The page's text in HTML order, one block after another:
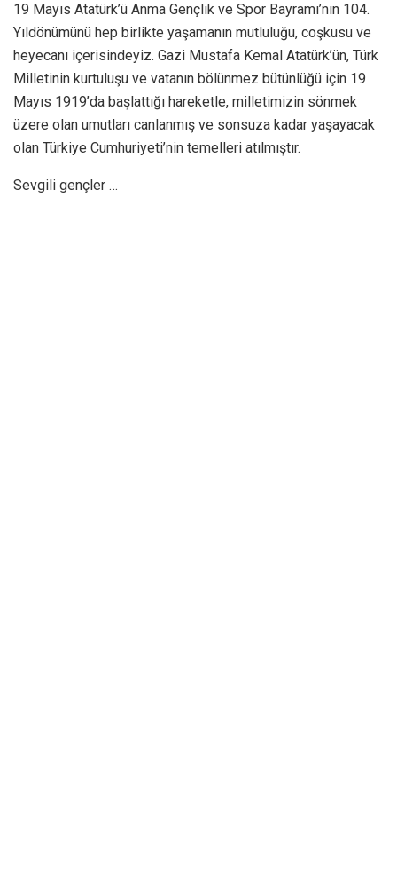
19 Mayıs Atatürk’ü Anma Gençlik ve Spor Bayramı’nın 104.
Yıldönümünü hep birlikte yaşamanın mutluluğu, coşkusu ve
heyecanı içerisindeyiz. Gazi Mustafa Kemal Atatürk’ün, Türk
Milletinin kurtuluşu ve vatanın bölünmez bütünlüğü için 19
Mayıs 1919’da başlattığı hareketle, milletimizin sönmek
üzere olan umutları canlanmış ve sonsuza kadar yaşayacak
olan Türkiye Cumhuriyeti’nin temelleri atılmıştır.
Sevgili gençler …